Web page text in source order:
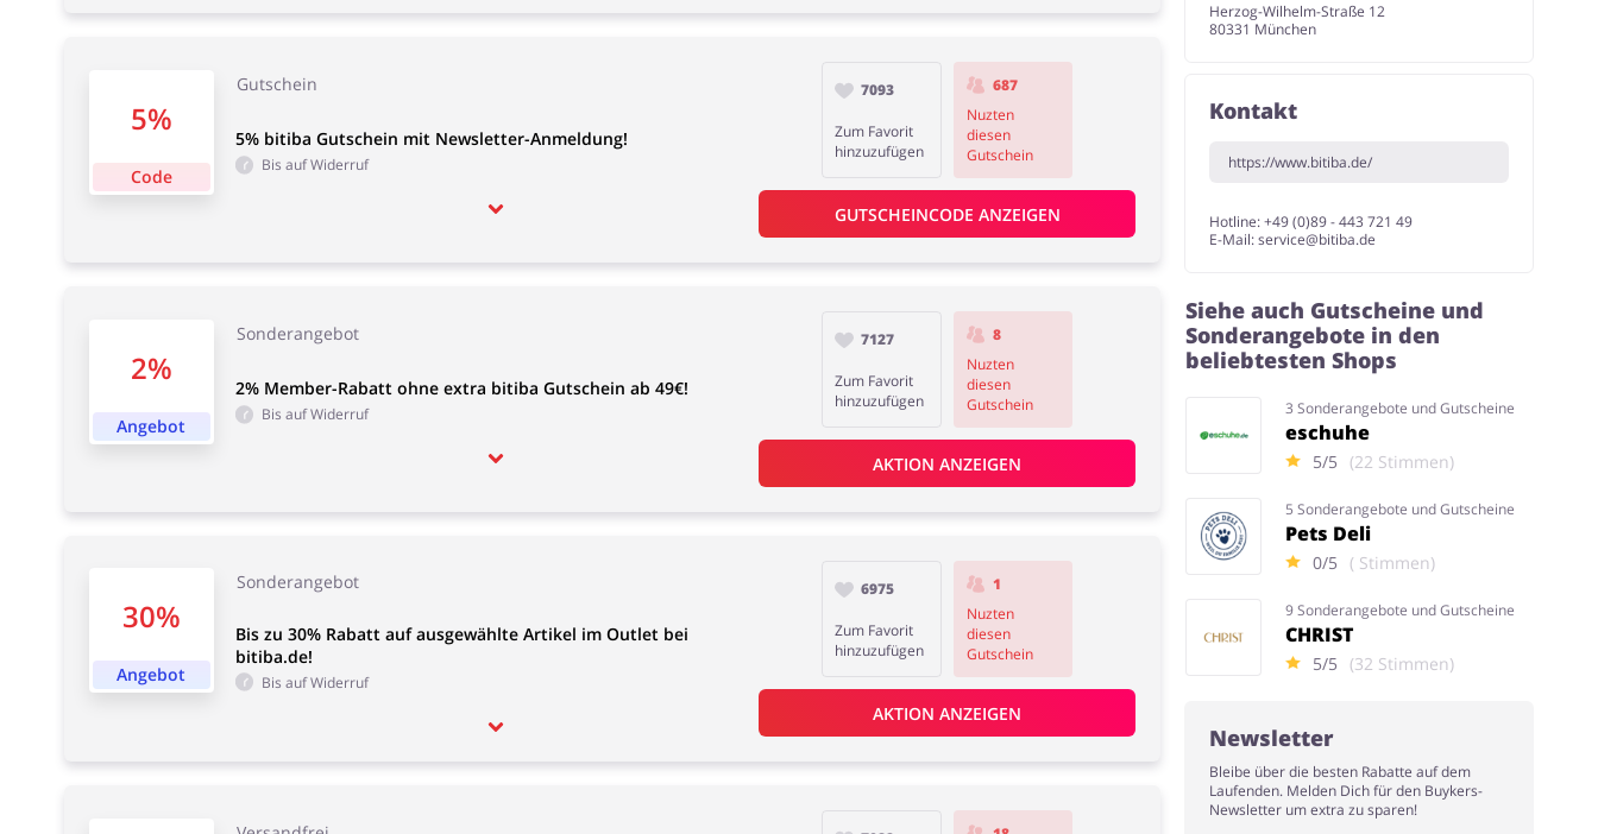
5%
Code
Gutschein
5% bitiba Gutschein mit Newsletter-Anmeldung!
Bis auf Widerruf
7093
Zum Favorit
hinzuzufügen
687
Nuzten
diesen
Gutschein
GUTSCHEINCODE ANZEIGEN
2%
Angebot
Sonderangebot
2% Member-Rabatt ohne extra bitiba Gutschein ab 49€!
Bis auf Widerruf
7127
Zum Favorit
hinzuzufügen
8
Nuzten
diesen
Gutschein
AKTION ANZEIGEN
30%
Angebot
Sonderangebot
Bis zu 30% Rabatt auf ausgewählte Artikel im Outlet bei
bitiba.de!
Bis auf Widerruf
6975
Zum Favorit
hinzuzufügen
1
Nuzten
diesen
Gutschein
AKTION ANZEIGEN
Herzog-Wilhelm-Straße 12
80331 München
Kontakt
https://www.bitiba.de/
Hotline: +49 (0)89 - 443 721 49
E-Mail:service@bitiba.de
Siehe auch Gutscheine und
Sonderangebote in den
beliebtesten Shops
3 Sonderangebote und Gutscheine
eschuhe
5/5 (22 Stimmen)
5 Sonderangebote und Gutscheine
Pets Deli
0/5 ( Stimmen)
9 Sonderangebote und Gutscheine
CHRIST
5/5 (32 Stimmen)
Newsletter
Bleibe über die besten Rabatte auf dem
Laufenden. Melden Dich für den Buykers-
Newsletter um extra zu sparen!